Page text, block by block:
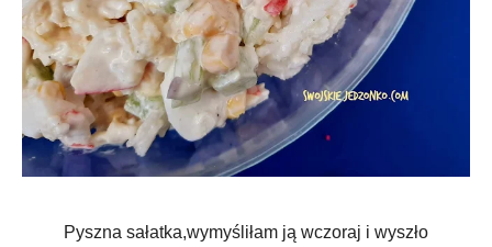
Pyszna sałatka,wymyśliłam ją wczoraj i wyszło